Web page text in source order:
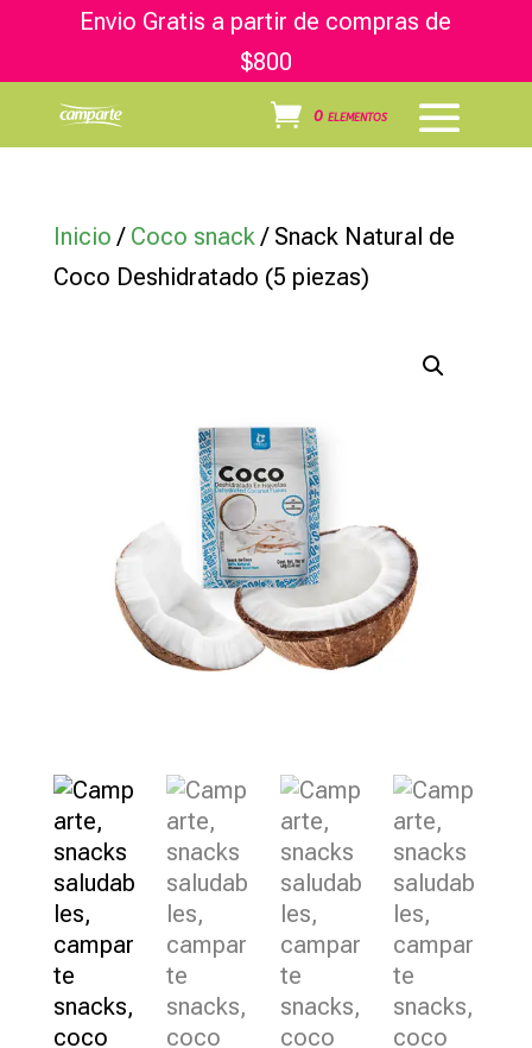
Envio Gratis a partir de compras de
$800
0 elementos
Inicio / Coco snack/ Snack Natural de
Coco Deshidratado (5 piezas)